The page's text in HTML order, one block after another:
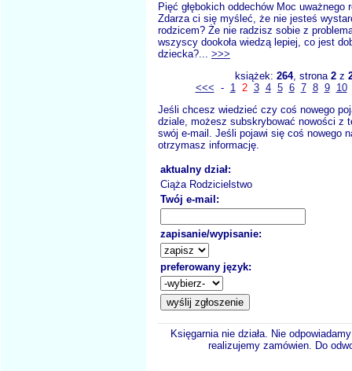
Pięć głębokich oddechów Moc uważnego
Zdarza ci się myśleć, że nie jesteś
rodzicem? Że nie radzisz sobie z
wszyscy dookoła wiedzą lepiej, co jest
dziecka?... >>>
książek: 264, strona 2z
<<< - 1 2 3 4 5 6 7 8 9
10
Jeśli chcesz wiedzieć czy coś nowego
dziale, możesz subskrybować nowości z
swój e-mail. Jeśli pojawi się coś nowego
otrzymasz informację.
aktualny dział:
Ciąża Rodzicielstwo
Twój e-mail:
zapisanie/wypisanie:
preferowany język:
Księgarnia nie działa. Nie
realizujemy zamówien. Do